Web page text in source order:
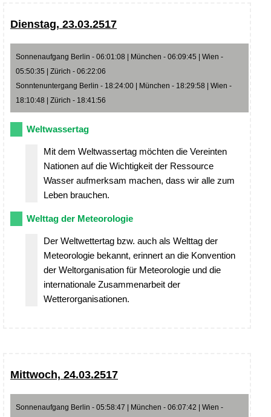
Dienstag, 23.03.2517
Sonnenaufgang Berlin - 06:01:08 | München - 06:09:45 | Wien -
05:50:35 | Zürich - 06:22:06
Sonntenuntergang Berlin - 18:24:00 | München - 18:29:58 | Wien -
18:10:48 | Zürich - 18:41:56
Weltwassertag
Mit dem Weltwassertag möchten die Vereinten
Nationen auf die Wichtigkeit der Ressource
Wasser aufmerksam machen, dass wir alle zum
Leben brauchen.
Welttag der Meteorologie
Der Weltwettertag bzw. auch als Welttag der
Meteorologie bekannt, erinnert an die Konvention
der Weltorganisation für Meteorologie und die
internationale Zusammenarbeit der
Wetterorganisationen.
Mittwoch, 24.03.2517
Sonnenaufgang Berlin - 05:58:47 | München - 06:07:42 | Wien -